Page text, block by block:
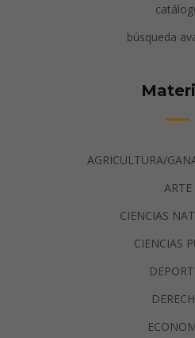
búsqueda
AGRICULTURA/
ARTE
CIENCIAS
CIENCIAS